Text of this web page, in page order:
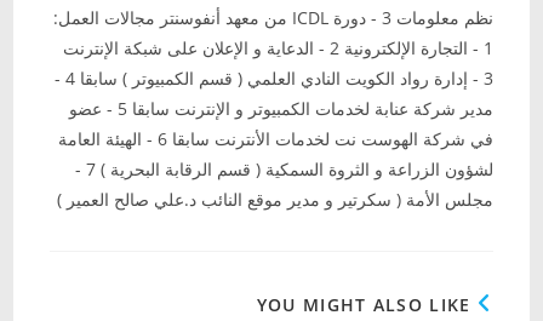
نظم معلومات 3 - دورة ICDL من معهد أنفوسنتر مجالات العمل:
1 - التجارة الإلكترونية 2 - الدعاية و الإعلان على شبكة الإنترنت
3 - إدارة رواد الكويت النادي العلمي ( قسم الكمبيوتر ) سابقا 4 -
مدير شركة عنابة لخدمات الكمبيوتر و الإنترنت سابقا 5 - عضو
في شركة الهوست نت لخدمات الأنترنت سابقا 6 - الهيئة العامة
لشؤون الزراعة و الثروة السمكية ( قسم الرقابة البحرية ) 7 -
مجلس الأمة ( سكرتير و مدير موقع النائب د.علي صالح العمير )
YOU MIGHT ALSO LIKE